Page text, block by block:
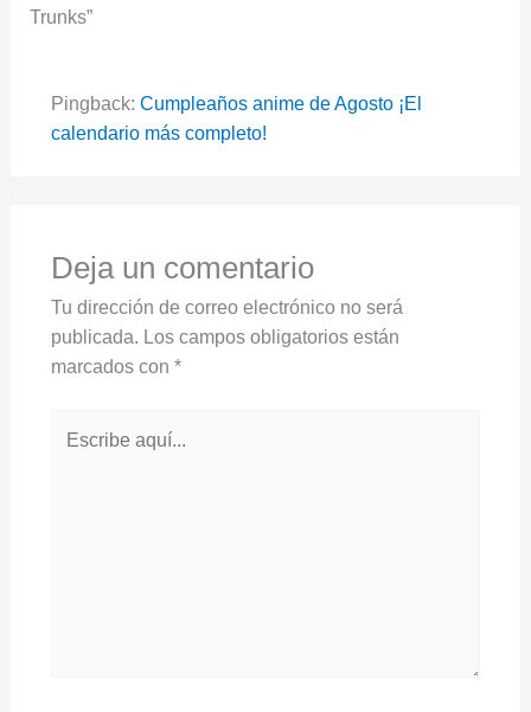
Trunks”
Pingback: Cumpleaños anime de Agosto ¡El
calendario más completo!
Deja un comentario
Tu dirección de correo electrónico no será
publicada. Los campos obligatorios están
marcados con *
aquí...